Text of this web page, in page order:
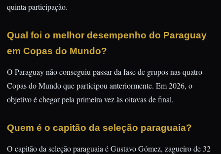
quinta participação.
Qual foi o melhor desempenho do Paraguay
em Copas do Mundo?
O Paraguay não conseguiu passar da fase de grupos nas quatro
Copas do Mundo que participou anteriormente. Em 2026, o
objetivo é chegar pela primeira vez às oitavas de final.
Quem é o capitão da seleção paraguaia?
O capitão da seleção paraguaia é Gustavo Gómez, zagueiro de 32